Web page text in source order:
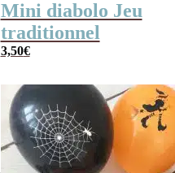
Mini diabolo Jeu
traditionnel
3,50€